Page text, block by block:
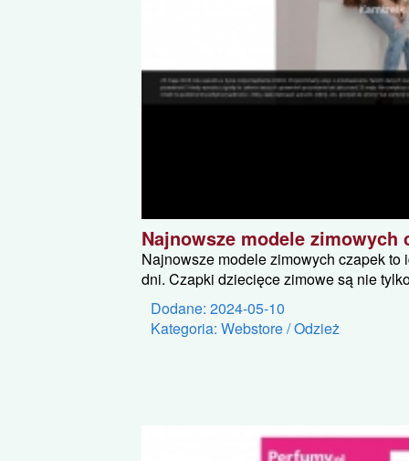
Najnowsze modele zimowych
Najnowsze modele zimowych czapek
dni. Czapki dziecięce zimowe są nie
Dodane: 2024-05-10
Kategoria: Webstore / Odzież